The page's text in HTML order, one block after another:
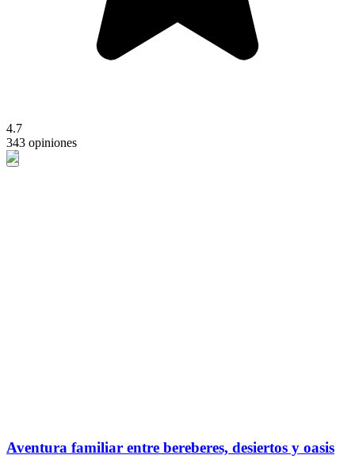
4.7
343 opiniones
Aventura familiar entre bereberes, desiertos y oasis